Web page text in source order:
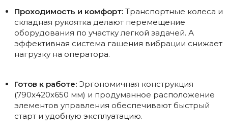
Проходимость и комфорт: Транспортные колеса и
складная рукоятка делают перемещение
оборудования по участку легкой задачей. А
эффективная система гашения вибрации снижает
нагрузку на оператора.
Готов к работе: Эргономичная конструкция
(790x420x650 мм) и продуманное расположение
элементов управления обеспечивают быстрый
старт и удобную эксплуатацию.